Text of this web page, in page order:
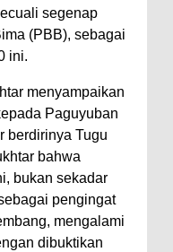
Warga dan Polisi
Laga Prancis vs
Tinjau Finalisasi
RSUD Kota Bima,
Layanan
Satsamapta
Bantu Warga Padolo
segenap
(PBB), sebagai
ini.
menyampaikan
Paguyuban
berdirinya Tugu
bahwa
bukan sekadar
pengingat
mengalami
dibuktikan